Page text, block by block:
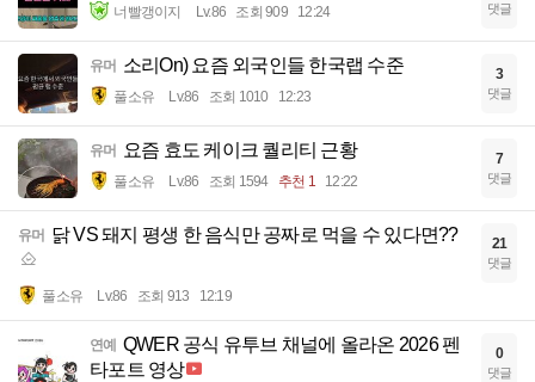
너빨갱이지 Lv.86 조회 909 12:24 댓글
유머 소리On) 요즘 외국인들 한국랩 수준
풀소유 Lv.86 조회 1010 12:23
3
댓글
유머 요즘 효도 케이크 퀄리티 근황
풀소유 Lv.86 조회 1594 추천 1 12:22
7
댓글
유머 닭 VS 돼지 평생 한 음식만 공짜로 먹을 수 있다면??
풀소유 Lv.86 조회 913 12:19
21
댓글
연예
QWER 공식 유투브 채널에 올라온 2026 펜
타포트 영상
0
댓글